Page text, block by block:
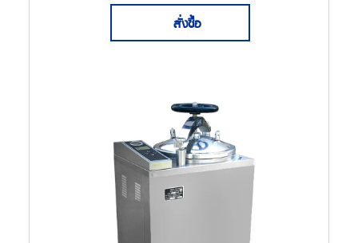
สั่งซื้อ